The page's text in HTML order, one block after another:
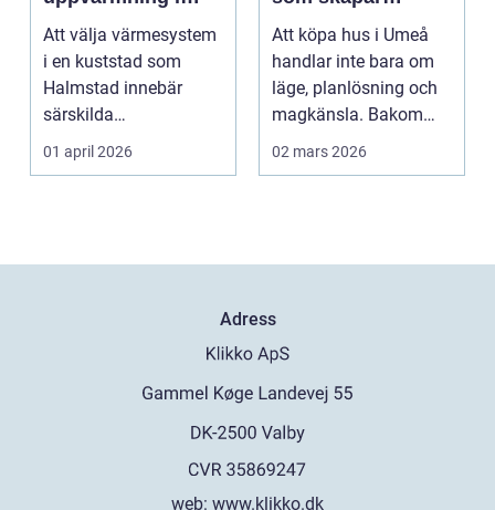
kustklimat
Att välja värmesystem
i en kuststad som
Halmstad innebär
särskilda
förutsättningar. Vind,
fukt, mild...
01 april 2026
tryggare
husaffärer
Att köpa hus i Umeå
handlar inte bara om
läge, planlösning och
magkänsla. Bakom
väggar, golv och tak...
02 mars 2026
Adress
web: www.klikko.dk